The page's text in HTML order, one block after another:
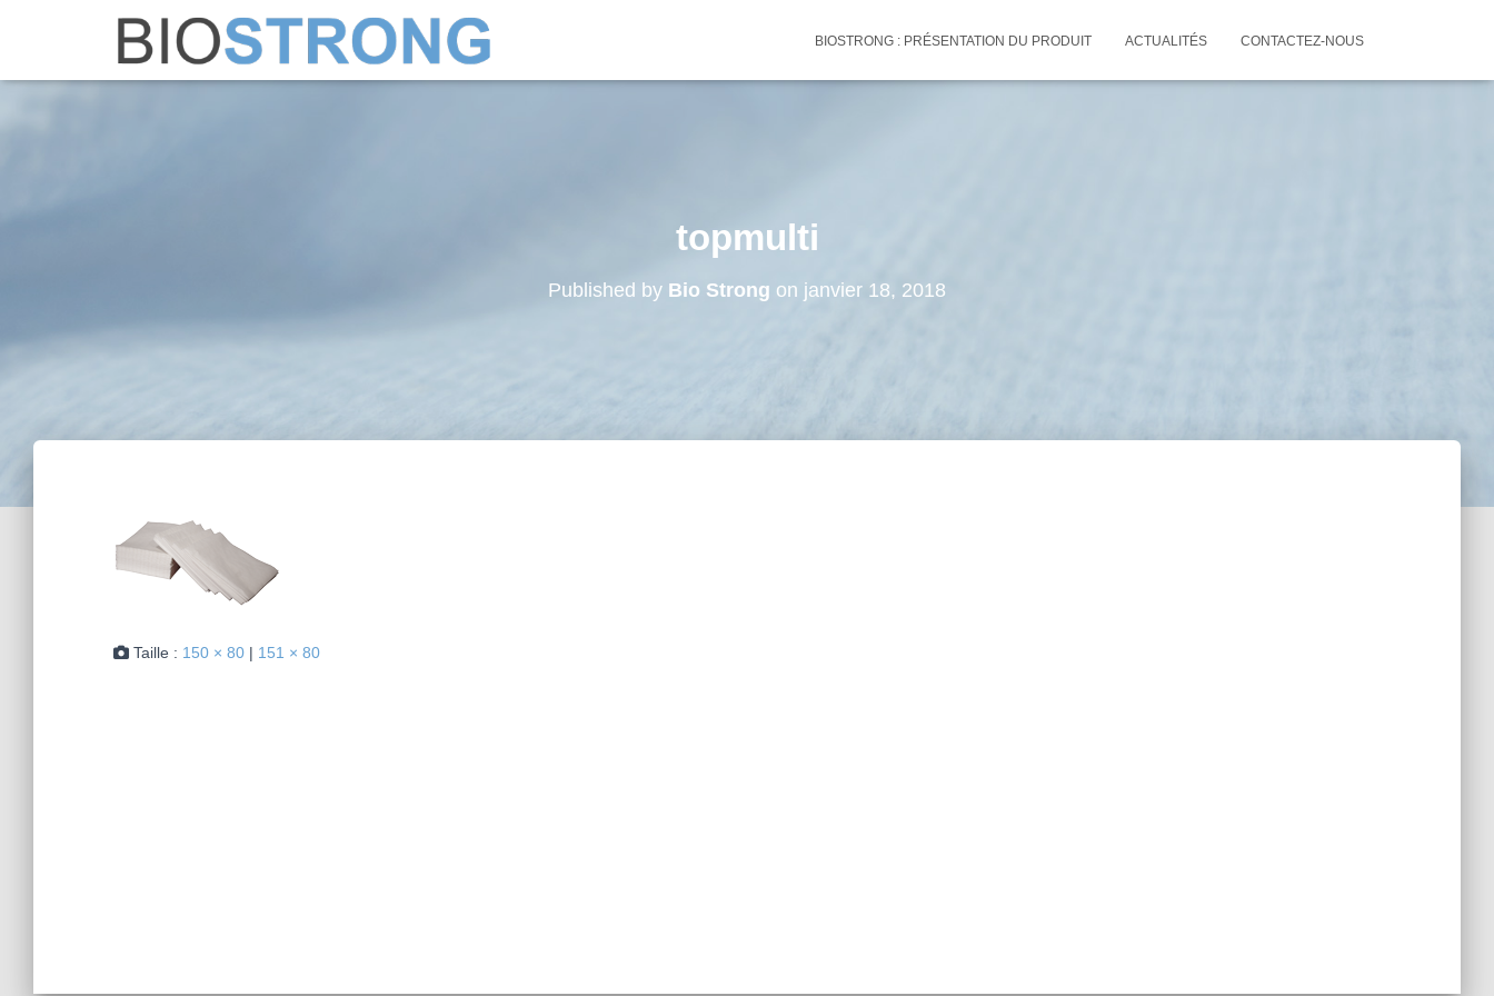
BIOSTRONG : PRÉSENTATION DU PRODUIT ACTUALITÉS CONTACTEZ-NOUS
topmulti
Published by Bio Strong on janvier 18, 2018
Taille : 150 × 80 | 151 × 80